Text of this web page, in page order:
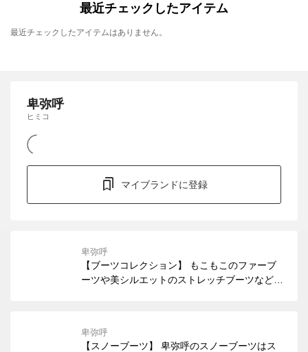
最近チェックしたアイテム
最近チェックしたアイテムはありません。
卑弥呼
ヒミコ
マイブランドに登録
卑弥呼
【ブーツコレクション】 もこもこのファーブ
ーツや美シルエットのストレッチブーツなど、
ーツもあわせてご紹介いたします。
卑弥呼
【スノーブーツ】 卑弥呼のスノーブーツはス